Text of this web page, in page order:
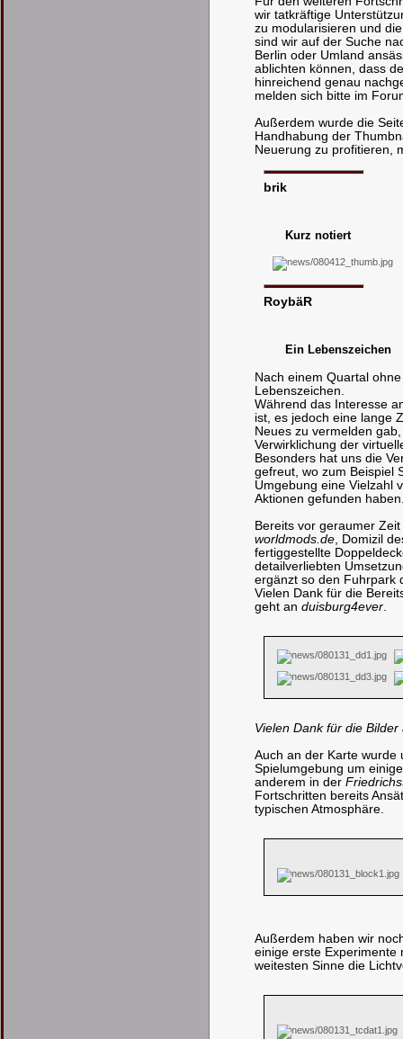
wir tatkräftige
zu modularisieren und
sind wir auf der Suche
Berlin oder Umland
ablichten können, dass
hinreichend genau
melden sich bitte im
Außerdem wurde die
Handhabung der
Neuerung zu profitieren,
brik
Kurz notiert
RoybäR
Ein Lebenszeichen
Nach einem Quartal
Lebenszeichen.
Während das Interesse
ist, es jedoch eine lange
Neues zu vermelden
Verwirklichung der
Besonders hat uns die
gefreut, wo zum Beispiel
Umgebung eine Vielzahl
Aktionen gefunden
Bereits vor geraumer
worldmods.de, Domizil
fertiggestellte
detailverliebten
ergänzt so den Fuhrpark
Vielen Dank für die
geht an duisburg4ever.
Vielen Dank für die Bilder
Auch an der Karte wurde
Spielumgebung um
anderem in der
Fortschritten bereits
typischen Atmosphäre.
Außerdem haben wir
einige erste Experimente
weitesten Sinne die